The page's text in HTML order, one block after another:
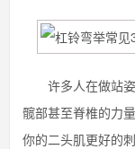
许多人在做站姿
髋部甚至脊椎的力
你的二头肌更好的